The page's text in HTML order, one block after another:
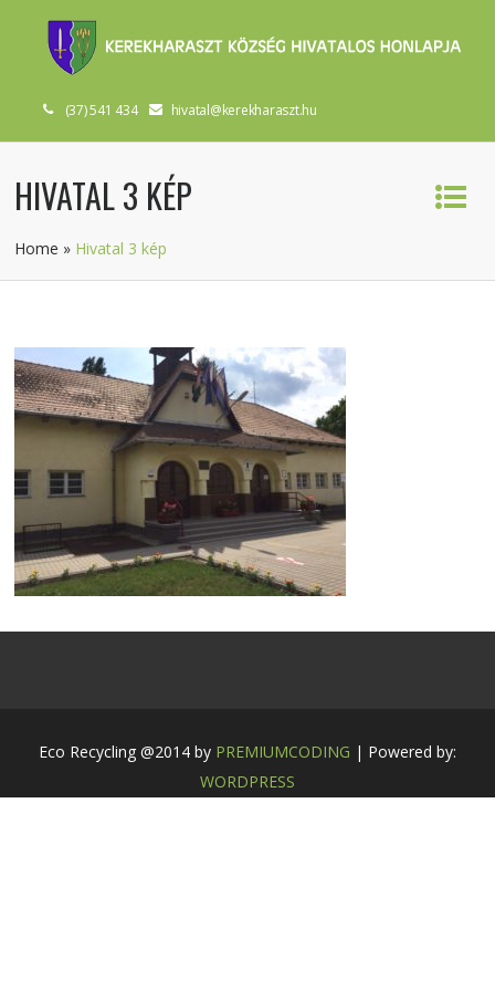
(37) 541 434 hivatal@kerekharaszt.hu
HIVATAL 3 KÉP
Home » Hivatal 3 kép
Eco Recycling @2014 by PREMIUMCODING | Powered by:
WORDPRESS